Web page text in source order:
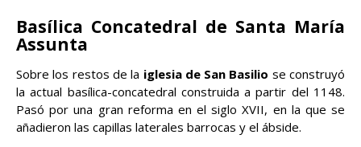
Basílica Concatedral de Santa María
Assunta
Sobre los restos de la iglesia de San Basilio se construyó
la actual basílica-concatedral construida a partir del 1148.
Pasó por una gran reforma en el siglo XVII, en la que se
añadieron las capillas laterales barrocas y el ábside.